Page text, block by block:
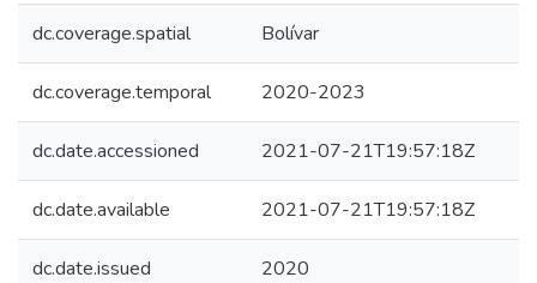
dc.coverage.spatial Bolívar
dc.coverage.temporal 2020-2023
dc.date.accessioned 2021-07-21T19:57:18Z
dc.date.available 2021-07-21T19:57:18Z
dc.date.issued 2020